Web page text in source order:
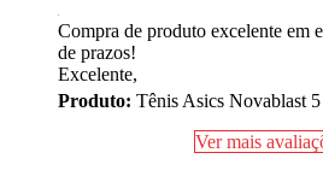
Compra de produto excelente em
de prazos!
Excelente,
Produto: Tênis Asics Novablast
Ver mais